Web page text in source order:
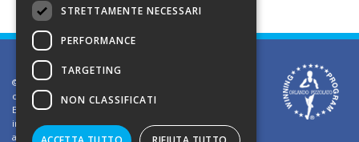
©2002 Informativa sui diritti d'autore. Le informazioni
contenute in questo sito sono solo per uso privato.
E' vietato riprodurre o divulgare in qualsiasi forma le
informazioni contenute in questo sito, salvo previa
autorizzazione di Orlando Pizzolato
STRETTAMENTE NECESSARI
PERFORMANCE
TARGETING
NON CLASSIFICATI